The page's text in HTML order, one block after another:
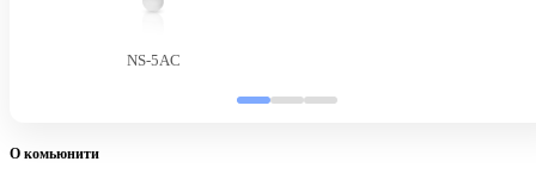
NS-5AC
О комьюнити